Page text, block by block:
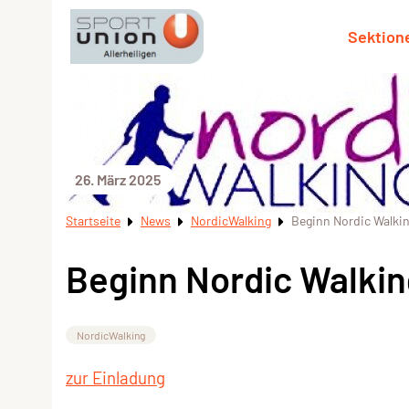
26. März 2025
Startseite News NordicWalking Beginn Nordic
Beginn Nordic
NordicWalking
zur Einladung